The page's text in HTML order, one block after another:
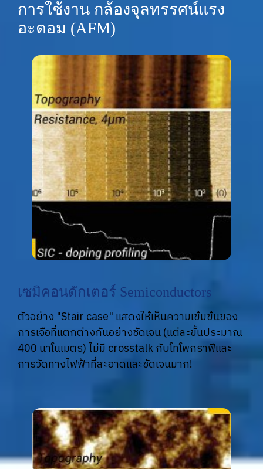
การใช้งาน กล้องจุลทรรศน์แรง
อะตอม (AFM)
เซมิคอนดักเตอร์ Semiconductors
ตัวอย่าง "Stair case" แสดงให้เห็นความเข้มข้นของ
การเจือที่แตกต่างกันอย่างชัดเจน (แต่ละขั้นประมาณ
400 นาโนเมตร) ไม่มี crosstalk กับโทโพกราฟีและ
การวัดทางไฟฟ้าที่สะอาดและชัดเจนมาก!